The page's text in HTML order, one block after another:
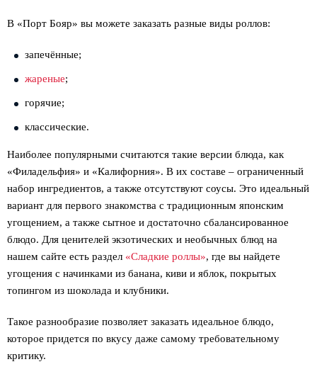
В «Порт Бояр» вы можете заказать разные виды роллов:
запечённые;
жареные;
горячие;
классические.
Наиболее популярными считаются такие версии блюда, как
«Филадельфия» и «Калифорния». В их составе – ограниченный
набор ингредиентов, а также отсутствуют соусы. Это идеальный
вариант для первого знакомства с традиционным японским
угощением, а также сытное и достаточно сбалансированное
блюдо. Для ценителей экзотических и необычных блюд на
нашем сайте есть раздел «Сладкие роллы», где вы найдете
угощения с начинками из банана, киви и яблок, покрытых
топингом из шоколада и клубники.
Такое разнообразие позволяет заказать идеальное блюдо,
которое придется по вкусу даже самому требовательному
критику.